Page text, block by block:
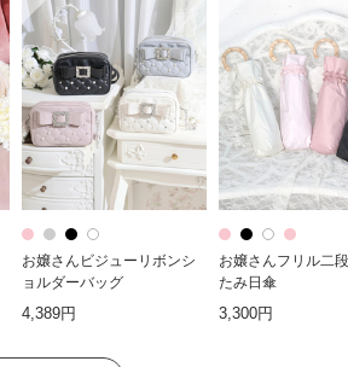
お嬢さんビジューリボンシ
ョルダーバッグ
4,389円
お嬢さんフリル二
たみ日傘
3,300円